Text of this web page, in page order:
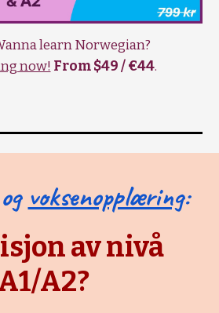
learn Norwegian?
now! From $49 / €44.
voksenopplæring:
av nivå
A2?